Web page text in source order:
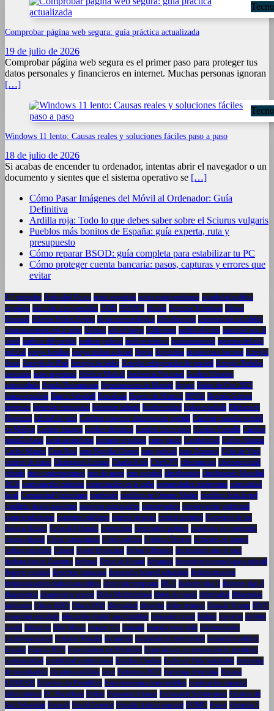
Comprobar página web segura: guía práctica actualizada
19 de julio de 2026
Comprobar página web segura es el primer paso para proteger tus
datos personales y financieros en internet. Muchas personas ignoran
[…]
Windows 11 lento: Causas reales y soluciones fáciles paso a paso
18 de julio de 2026
Si acabas de encender tu ordenador, intentas abrir el navegador o un
documento y sientes que el sistema operativo se […]
Cómo Pasar Imágenes del Móvil al Ordenador: Guía
Definitiva
Ardilla roja: Todo lo que debes saber sobre el Sciurus vulgaris
Pueblos más bonitos de España: guía experta, ruta y
presupuesto
Cómo reparar BSOD: guía completa para estabilizar tu PC
Cómo proteger cuenta bancaria: pasos, capturas y errores que
evitar
9.7 pulgadas Actividad Física actriz española actriz estadounidense actualidad política
española adicción a las pantallas ADN AEMET afición Agencia Tributaria Aitana
Bonmatí Alberto Núñez Feijóo alerta meteorológica alfombra roja alimentación saludable
almacenamiento en la nube Alonso alto el fuego Alzheimer anfibio ibérico ansiedad por la
salud análisis del partido análisis judicial análisis técnico apalancamiento apertura del año
judicial apoyo familiar apoyo militar a Israel Apple Argentina arquitectura barroca Arreglo
Asus Arreglo de iPad Arreglo de tablet Arreglo refrigeración de portátil Arreglo Toshiba
asesinato astro argentino Atlético Madrid Audiencia Nacional Audios filtrados
autocuidado Ayuda Humanitaria Ayuntamiento de Madrid Ayuso Balón de Oro 2025
banca española Banco Sabadell Barcelona Bayern de Múnich BBVA Begoña Gómez
bienestar bienestar emocional bienestar infantil biodiversidad bolsa española Bárbara de
Braganza calidad de vida Cambiar conector alimentación portatil Cambiar pantalla portátil
en Málaga Cambio bisagra cambio climático Cambio disco duro Cambio Pantalla Cambio
pantalla Asus canal ascendente cantante española cante jondo Carabanchel Carlos Alcaraz
Carlos Mazón Casa Real caso Begoña Gómez caso judicial caso Zapatero Celta de Vigo
centros de datos Champions League Charlie Kirk ChatGPT ciberataques ciberseguridad
cifrado cine contemporáneo cine de autor cine español clasificación clasificación Mundial
2026 computación cuántica computación en la nube comunidades autónomas comunidad
local Comunidad Valenciana confesión conflicto en Oriente Medio conflicto Irán-Israel
conflicto israelí-palestino consejos para padres conservación conservación ambiental
conservadurismo contratos públicos control de peso control parental Convento de las
Salesas Reales Copa del Mundo corrupción corrupción política creadores de contenido
crianza digital Crisis humanitaria Crisis política Cristina Álvarez crímenes de guerra
cultura española Cáncer David Broncano Debut Olímpico declaración ante el juez
declaración de Zapatero defensa Dejar de Fumar demanda dependencia tecnológica infantil
deporte español derechos humanos desarrollo infantil saludable desinformación
desintoxicación digital para niños detección temprana DGT diabetes tipo 1 diabetes tipo 2
diagnóstico diagnóstico precoz Dieta Mediterránea dietas de moda diferencial diligencias
judiciales Disco HDD Disco SSD diversidad divorcio dolor crónico Donald Trump DXY
economía española educación digital para familias educación rural Egipto ejercicio ejército
israelí elegancia Elon Musk empate 1-1 empatía energía renovable enfermedades
cardiovasculares entradas Rosalía escándalo escándalo de corrupción escándalo político
España España 2025 Especialistas en Portátiles Especialistas en reparación de portátiles
espiritualidad estabilidad institucional Estados Unidos Estilo de Vida Saludable estrategia
de negociación estrategia política euro Eurocopa 2025 eurocopa femenina Europa
EURUSD Expertos en Portátliles Expertosreparacionportátiles exploración espacial
fallecimiento FC Barcelona Feijóo Fernando Alonso Ferrocarril Subterráneo Festival de
San Sebastián firewall Fiscal General Fiscalía Anticorrupción FOMC Forex Fórmula 1